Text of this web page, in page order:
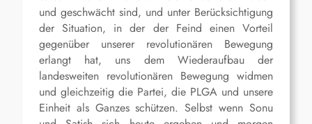
und geschwächt sind, und unter Berücksichtigung
der Situation, in der der Feind einen Vorteil
gegenüber unserer revolutionären Bewegung
erlangt hat, uns dem Wiederaufbau der
landesweiten revolutionären Bewegung widmen
und gleichzeitig die Partei, die PLGA und unsere
Einheit als Ganzes schützen. Selbst wenn Sonu